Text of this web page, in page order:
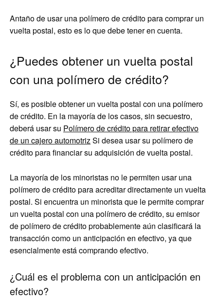
Antaño de usar una polímero de crédito para comprar un
vuelta postal, esto es lo que debe tener en cuenta.
¿Puedes obtener un vuelta postal
con una polímero de crédito?
Sí, es posible obtener un vuelta postal con una polímero
de crédito. En la mayoría de los casos, sin secuestro,
deberá usar su Polímero de crédito para retirar efectivo
de un cajero automotrizSi desea usar su polímero de
crédito para financiar su adquisición de vuelta postal.
La mayoría de los minoristas no le permiten usar una
polímero de crédito para acreditar directamente un vuelta
postal. Si encuentra un minorista que le permite comprar
un vuelta postal con una polímero de crédito, su emisor
de polímero de crédito probablemente aún clasificará la
transacción como un anticipación en efectivo, ya que
esencialmente está comprando efectivo.
¿Cuál es el problema con un anticipación en
efectivo?